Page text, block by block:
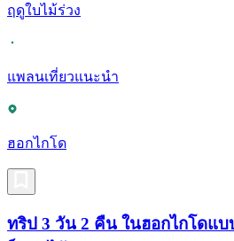
ฤดูใบไม้ร่วง
แพลนเที่ยวแนะนำ
ฮอกไกโด
ทริป 3 วัน 2 คืน ในฮอกไกโดแบ